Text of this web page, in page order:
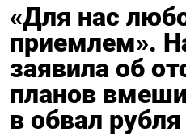
«Для нас
приемлем».
заявила об
планов
в обвал рубля